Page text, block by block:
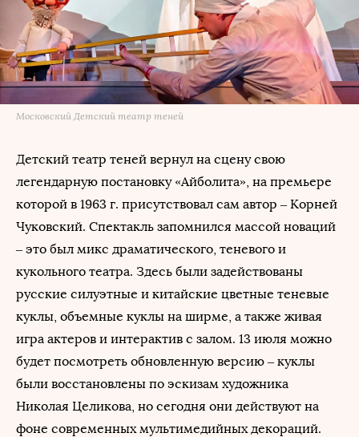
Московский Детский театр теней
Детский театр теней вернул на сцену свою
легендарную постановку «Айболита», на премьере
которой в 1963 г. присутствовал сам автор – Корней
Чуковский. Спектакль запомнился массой новаций
– это был микс драматического, теневого и
кукольного театра. Здесь были задействованы
русские силуэтные и китайские цветные теневые
куклы, объемные куклы на ширме, а также живая
игра актеров и интерактив с залом. 13 июля можно
будет посмотреть обновленную версию – куклы
были восстановлены по эскизам художника
Николая Целикова, но сегодня они действуют на
фоне современных мультимедийных декораций.